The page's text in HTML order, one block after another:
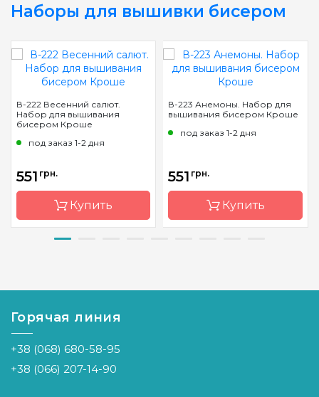
Наборы для вышивки бисером
В-222 Весенний салют.
Набор для вышивания
бисером Кроше
под заказ 1-2 дня
551 грн.
Купить
Страна-
Россия
Зашивка
частичная
Материал
Aida
Размер
27х35 см
В-223 Анемоны. Набор для
вышивания бисером Кроше
под заказ 1-2 дня
551 грн.
Купить
Страна-
Россия
Горячая линия
+38 (068) 680-58-95
+38 (066) 207-14-90